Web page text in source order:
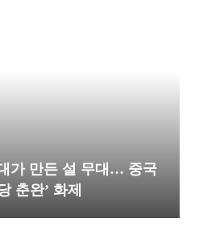
대가 만든 설 무대… 중국
춘완’ 화제